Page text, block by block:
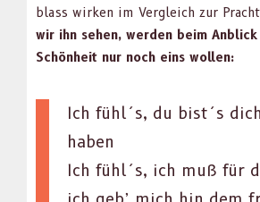
blass wirken im Ver­gle­ich zur
wir ihn sehen, wer­den beim
Schön­heit nur noch eins wollen:
Ich fühl´s, du bist´s
haben
Ich fühl´s, ich muß für